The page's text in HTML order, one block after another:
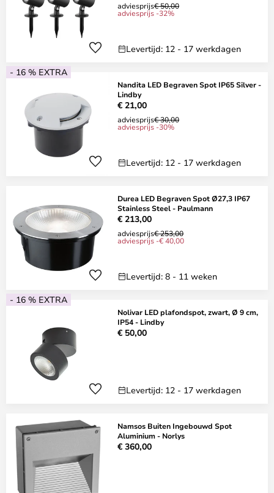
adviesprijs€ 50,00
adviesprijs -32%
Levertijd: 12 - 17 werkdagen
- 16 % EXTRA
Nandita LED Begraven Spot IP65 Silver -
Lindby
€ 21,00
adviesprijs€ 30,00
adviesprijs -30%
Levertijd: 12 - 17 werkdagen
Durea LED Begraven Spot Ø27,3 IP67
Stainless Steel - Paulmann
€ 213,00
adviesprijs€ 253,00
adviesprijs -€ 40,00
Levertijd: 8 - 11 weken
- 16 % EXTRA
Nolivar LED plafondspot, zwart, Ø 9 cm,
IP54 - Lindby
€ 50,00
Levertijd: 12 - 17 werkdagen
Namsos Buiten Ingebouwd Spot
Aluminium - Norlys
€ 360,00